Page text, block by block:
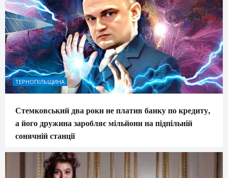
ТЕРНОПІЛЬЩИНА
Стемковський два роки не платив банку по кредиту,
а його дружина заробляє мільйони на підпільній
сонячній станції